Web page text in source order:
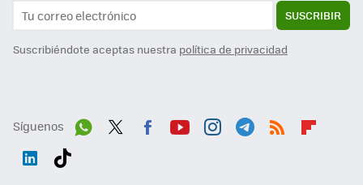
SUSCRIBIR
Suscribiéndote aceptas nuestra política de privacidad
Síguenos